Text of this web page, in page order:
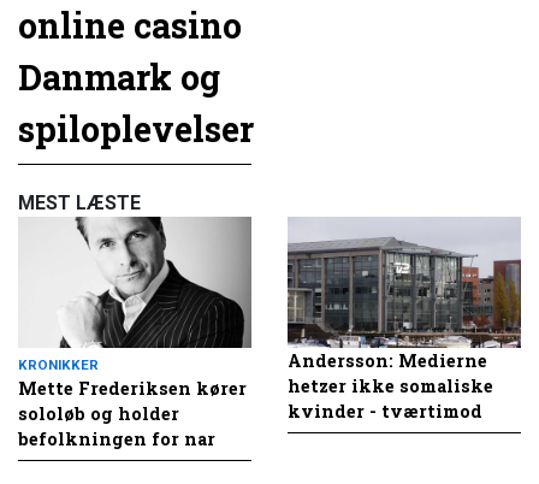
online casino
Danmark og
spiloplevelser
MEST LÆSTE
KRONIKKER
Mette Frederiksen kører
sololøb og holder
befolkningen for nar
Andersson: Medierne
hetzer ikke somaliske
kvinder - tværtimod